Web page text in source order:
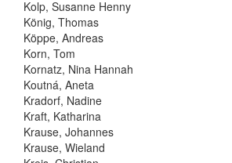
Kolp, Susanne Henny
König, Thomas
Köppe, Andreas
Korn, Tom
Kornatz, Nina Hannah
Koutná, Aneta
Kradorf, Nadine
Kraft, Katharina
Krause, Johannes
Krause, Wieland